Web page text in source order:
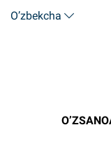
O’zbekcha